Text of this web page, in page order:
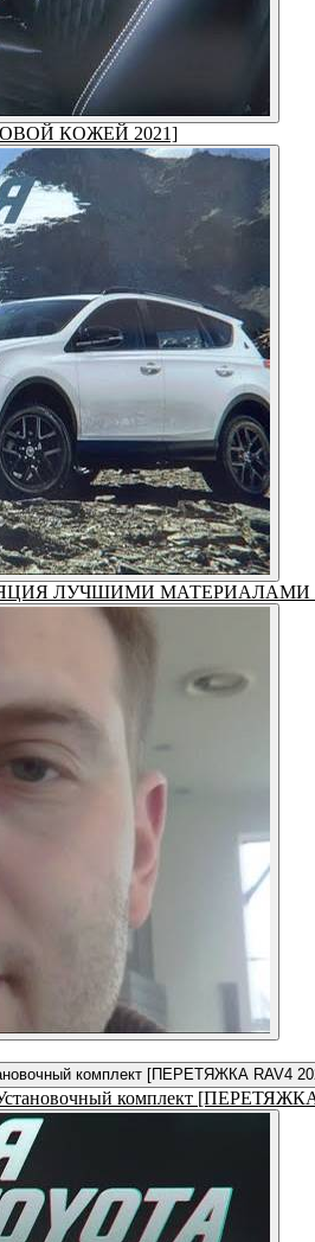
КОЖЕЙ 2021]
ЛУЧШИМИ МАТЕРИАЛАМИ
Установочный комплект